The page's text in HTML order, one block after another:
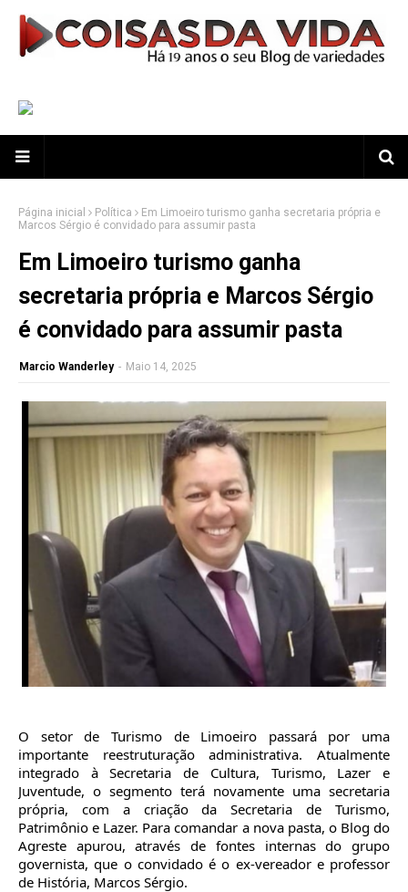
Página inicial Política
Em Limoeiro turismo ganha secretaria própria e
Marcos Sérgio é convidado para assumir pasta
Em Limoeiro turismo ganha
secretaria própria e Marcos Sérgio
é convidado para assumir pasta
Marcio Wanderley - Maio 14, 2025
O setor de Turismo de Limoeiro passará por uma
importante reestruturação administrativa. Atualmente
integrado à Secretaria de Cultura, Turismo, Lazer e
Juventude, o segmento terá novamente uma secretaria
própria, com a criação da Secretaria de Turismo,
Patrimônio e Lazer. Para comandar a nova pasta, o Blog do
Agreste apurou, através de fontes internas do grupo
governista, que o convidado é o ex-vereador e professor
de História, Marcos Sérgio.